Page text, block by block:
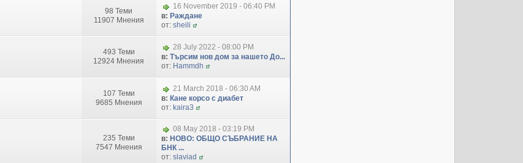
98 Теми
11907 Мнения
16 November 2019 - 06:40 PM
в: Раждане
от: sheili
493 Теми
12924 Мнения
28 July 2022 - 08:00 PM
в: Търсим нов дом за нашето До...
от: Hammdh
107 Теми
9685 Мнения
21 March 2018 - 06:30 AM
в: Кане корсо с диабет
от: kaira3
235 Теми
7547 Мнения
08 May 2018 - 03:19 PM
в: НОВО: ОБЩО СЪБРАНИЕ НА
БНК ...
от: slaviad